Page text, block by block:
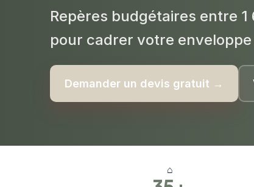
Repères budgétaires entre
pour cadrer votre
Demander un devis gratuit →
⌂